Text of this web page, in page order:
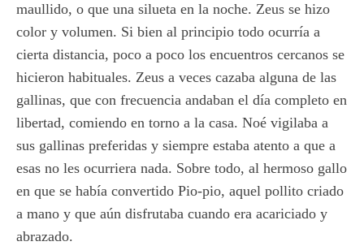
maullido, o que una silueta en la noche. Zeus se hizo
color y volumen. Si bien al principio todo ocurría a
cierta distancia, poco a poco los encuentros cercanos se
hicieron habituales. Zeus a veces cazaba alguna de las
gallinas, que con frecuencia andaban el día completo en
libertad, comiendo en torno a la casa. Noé vigilaba a
sus gallinas preferidas y siempre estaba atento a que a
esas no les ocurriera nada. Sobre todo, al hermoso gallo
en que se había convertido Pio-pio, aquel pollito criado
a mano y que aún disfrutaba cuando era acariciado y
abrazado.